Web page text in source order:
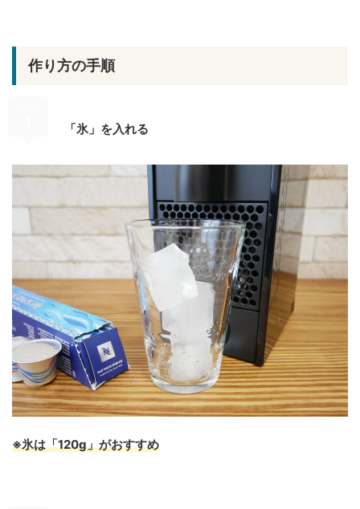
作り方の手順
「氷」を入れる
※氷は「120g」がおすすめ